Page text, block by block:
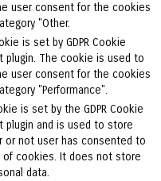
user consent for the cookies
"Other.
is set by GDPR Cookie
plugin. The cookie is used to
user consent for the cookies
"Performance".
is set by the GDPR Cookie
plugin and is used to store
or not user has consented to
of cookies. It does not store
data.